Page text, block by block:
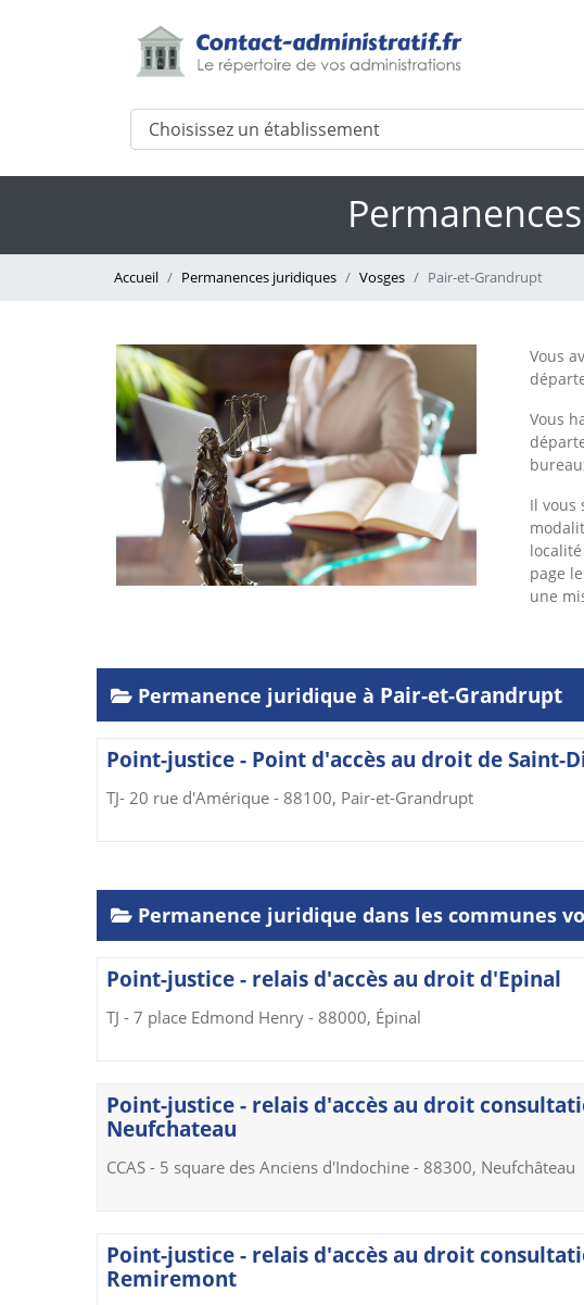
Accueil Permanences juridiques Vosges Pair-et-Grandrupt
Vous
Vous
Il vous
page
une
Permanence juridique à Pair-et-Grandrupt
Point-justice - Point d'accès au droit de Saint-
TJ- 20 rue d'Amérique - 88100, Pair-et-Grandrupt
Permanence juridique dans les communes
Point-justice - relais d'accès au droit d'Epinal
TJ - 7 place Edmond Henry - 88000, Épinal
Point-justice - relais d'accès au droit
Neufchateau
CCAS - 5 square des Anciens d'Indochine - 88300, Neufchâteau
Point-justice - relais d'accès au droit
Remiremont